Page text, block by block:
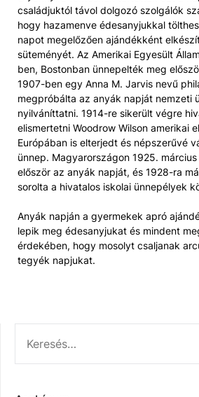
családjuktól távol dolgozó szolgálók
hogy hazamenve édesanyjukkal
napot megelőzően ajándékként
süteményét. Az Amerikai Egyesült
ben, Bostonban ünnepelték meg
1907-ben egy Anna M. Jarvis nevű
megpróbálta az anyák napját nemzeti
nyilváníttatni. 1914-re sikerült végre
elismertetni Woodrow Wilson amerikai
Európában is elterjedt és népszerűvé
ünnep. Magyarországon 1925.
először az anyák napját, és 1928-ra
sorolta a hivatalos iskolai ünnepélyek
Anyák napján a gyermekek apró
lepik meg édesanyjukat és mindent
érdekében, hogy mosolyt csaljanak
tegyék napjukat.